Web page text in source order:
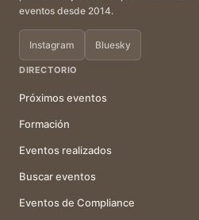
eventos desde 2014.
Instagram Bluesky
DIRECTORIO
Próximos eventos
Formación
Eventos realizados
Buscar eventos
Eventos de Compliance